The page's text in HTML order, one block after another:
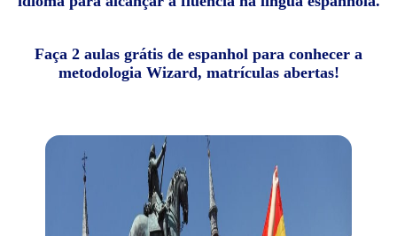
Faça 2 aulas grátis de espanhol para conhecer a
metodologia Wizard, matrículas abertas!